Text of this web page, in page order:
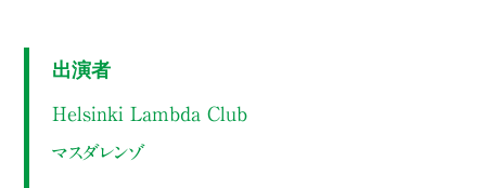
出演者
Helsinki Lambda Club
マスダレンゾ